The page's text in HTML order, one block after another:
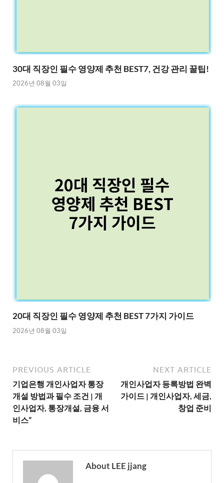
30대 직장인 필수 영양제 추천 BEST7, 건강 관리 꿀팁!
2026년 08월 03일
20대 직장인 필수 영양제 추천 BEST 7가지 가이드
2026년 08월 03일
PREVIOUS ARTICLE
기업은행 개인사업자 통장
개설 방법과 필수 조건 | 개
인사업자, 통장개설, 금융 서
비스”
NEXT ARTICLE
개인사업자 등록방법 완벽
가이드 | 개인사업자, 세금,
창업 준비
About LEE jjang